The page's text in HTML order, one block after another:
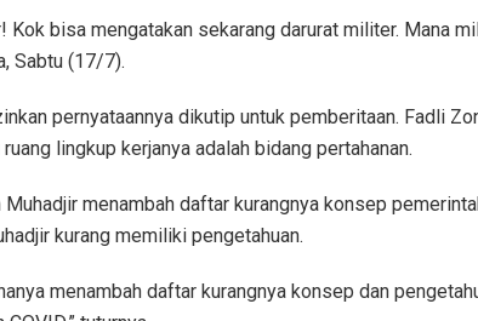
Kok bisa mengatakan sekarang darurat militer. Mana
Sabtu (17/7).
pernyataannya dikutip untuk pemberitaan. Fadli
lingkup kerjanya adalah bidang pertahanan.
menambah daftar kurangnya konsep
kurang memiliki pengetahuan.
menambah daftar kurangnya konsep dan